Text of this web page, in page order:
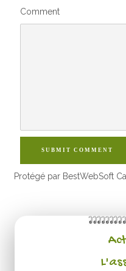
Comment
SUBMIT COMMENT
Protégé par BestWebSoft